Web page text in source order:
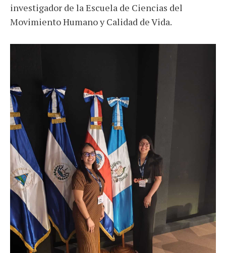
investigador de la Escuela de Ciencias del
Movimiento Humano y Calidad de Vida.